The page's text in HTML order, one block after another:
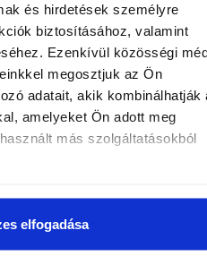
és hirdetések személyre
biztosításához, valamint
Ezenkívül közösségi
megosztjuk az Ön
adatait, akik kombinálhatják
amelyeket Ön adott meg
más szolgáltatásokból
elfogadása
of Physical and
meg, hogy az idősebb
terápia jelentősen
és az izomtónus
segít aktívnak maradni. A
mérsékelt